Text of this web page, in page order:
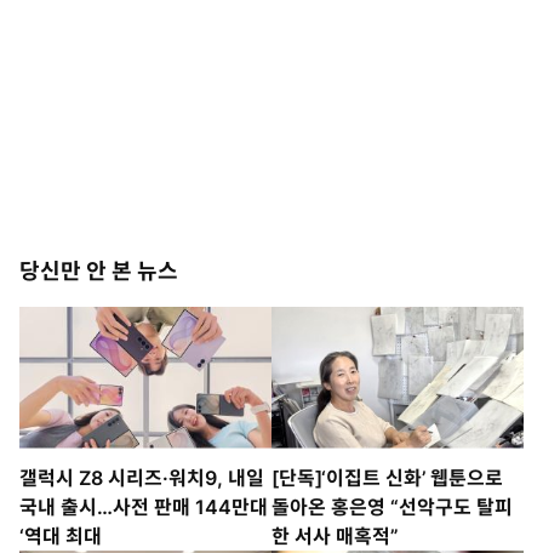
당신만 안 본 뉴스
갤럭시 Z8 시리즈·워치9, 내일
국내 출시…사전 판매 144만대
‘역대 최대
[단독]‘이집트 신화’ 웹툰으로
돌아온 홍은영 “선악구도 탈피
한 서사 매혹적”